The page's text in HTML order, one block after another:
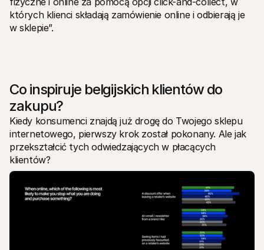
których klienci składają zamówienie online i odbierają je
w sklepie”.
Co inspiruje belgijskich klientów do
zakupu?
Kiedy konsumenci znajdą już drogę do Twojego sklepu
internetowego, pierwszy krok został pokonany. Ale jak
przekształcić tych odwiedzających w płacących
klientów?